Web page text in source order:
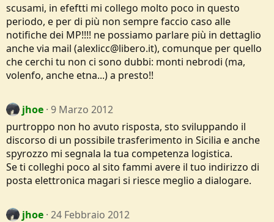
scusami, in efeftti mi collego molto poco in questo
periodo, e per di più non sempre faccio caso alle
notifiche dei MP!!!! ne possiamo parlare più in dettaglio
anche via mail (alexlicc@libero.it), comunque per quello
che cerchi tu non ci sono dubbi: monti nebrodi (ma,
volenfo, anche etna...) a presto!!
jhoe 9 Marzo 2012
purtroppo non ho avuto risposta, sto sviluppando il
discorso di un possibile trasferimento in Sicilia e anche
spyrozzo mi segnala la tua competenza logistica.
Se ti colleghi poco al sito fammi avere il tuo indirizzo di
posta elettronica magari si riesce meglio a dialogare.
jhoe 24 Febbraio 2012